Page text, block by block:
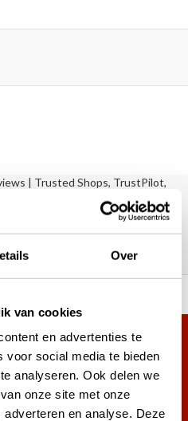
Over
van cookies
en advertenties te
voor social media te bieden
analyseren. Ook delen we
onze site met onze
en analyse. Deze
| Trusted Shops, TrustPilot,
aan het
hebben zich al
en mis nooit meer de beste